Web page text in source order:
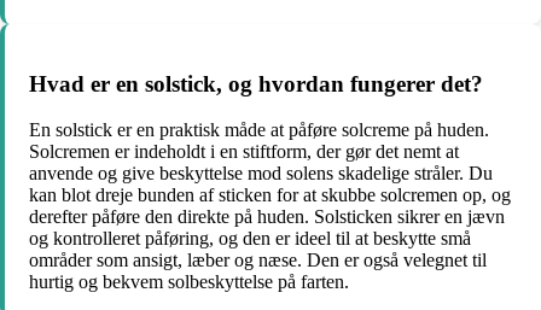
Hvad er en solstick, og hvordan fungerer det?
En solstick er en praktisk måde at påføre solcreme på huden.
Solcremen er indeholdt i en stiftform, der gør det nemt at
anvende og give beskyttelse mod solens skadelige stråler. Du
kan blot dreje bunden af sticken for at skubbe solcremen op, og
derefter påføre den direkte på huden. Solsticken sikrer en jævn
og kontrolleret påføring, og den er ideel til at beskytte små
områder som ansigt, læber og næse. Den er også velegnet til
hurtig og bekvem solbeskyttelse på farten.